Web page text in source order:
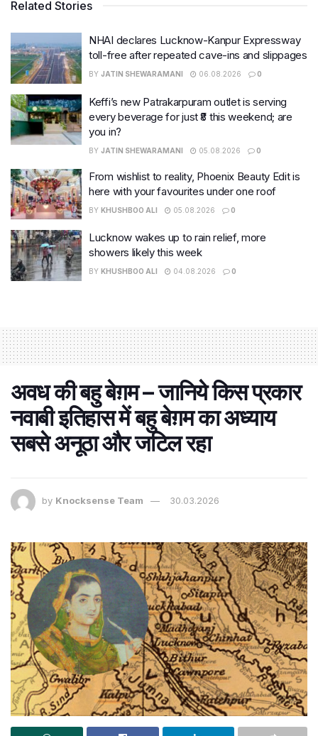
Related Stories
NHAI declares Lucknow-Kanpur Expressway
toll-free after repeated cave-ins and slippages
BY JATIN SHEWARAMANI 06.08.2026 0
Keffi’s new Patrakarpuram outlet is serving
every beverage for just ₹8 this weekend; are
you in?
BY JATIN SHEWARAMANI 05.08.2026 0
From wishlist to reality, Phoenix Beauty Edit is
here with your favourites under one roof
BY KHUSHBOO ALI 05.08.2026 0
Lucknow wakes up to rain relief, more
showers likely this week
BY KHUSHBOO ALI 04.08.2026 0
अवध की बहु बेग़म – जानिये किस प्रकार
नवाबी इतिहास में बहु बेग़म का अध्याय
सबसे अनूठा और जटिल रहा
by Knocksense Team 30.03.2026